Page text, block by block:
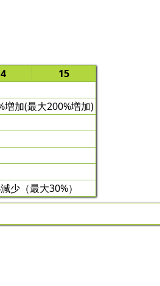
15
加(最大200%増加)
少（最大30%）